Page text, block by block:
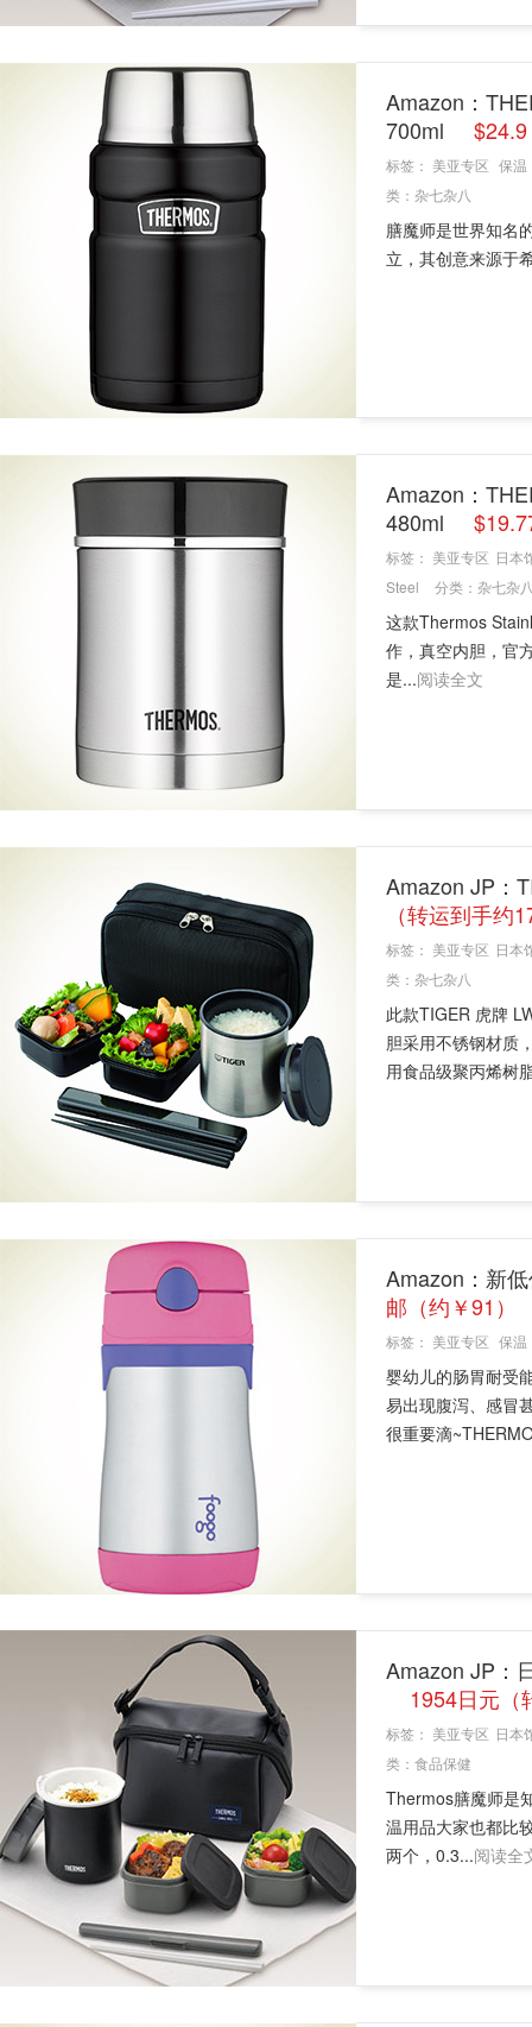
Amazon：
700ml
标签： 美亚专区 保温
类： 杂七杂八
膳魔师是世界知名
立，其创意来源于
Amazon：
480ml
标签： 美亚专区 日本
Steel
分类： 杂七杂
这款Thermos
作，真空内胆，官
是...阅读全文
Amazon JP：
（转运到手约
标签： 美亚专区 日本
类： 杂七杂八
此款TIGER 虎牌
胆采用不锈钢材质
用食品级聚丙烯树
Amazon：新
邮（约￥91）
标签： 美亚专区 保温
婴幼儿的肠胃耐受
易出现腹泻、感冒
很重要滴
Amazon JP：
1954日元（
标签： 美亚专区 日本
类： 食品保健
Thermos膳魔师是
温用品大家也都比
两个，0.3...阅读全